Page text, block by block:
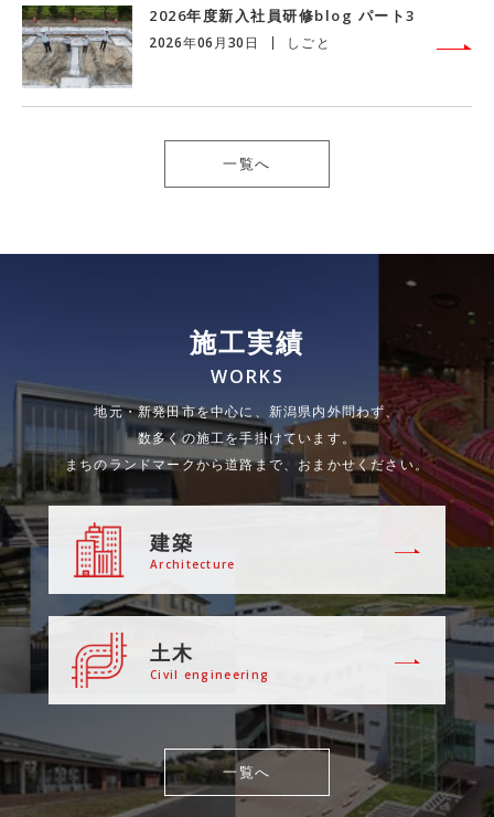
2026年度新入社員研修blog パート3
2026年06月30日 しごと
一覧へ
施工実績
WORKS
地元・新発田市を中心に、新潟県内外問わず、
数多くの施工を手掛けています。
まちのランドマークから道路まで、おまかせください。
建築
Architecture
土木
Civil engineering
一覧へ